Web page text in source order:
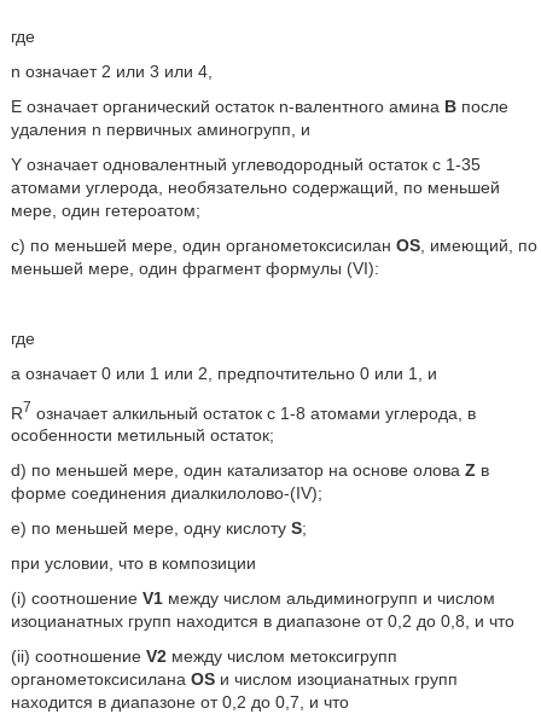
где
n означает 2 или 3 или 4,
Е означает органический остаток n-валентного амина Впосле
удаления n первичных аминогрупп, и
Y означает одновалентный углеводородный остаток с 1-35
атомами углерода, необязательно содержащий, по меньшей
мере, один гетероатом;
с) по меньшей мере, один органометоксисилан OS, имеющий, по
меньшей мере, один фрагмент формулы (VI):
где
а означает 0 или 1 или 2, предпочтительно 0 или 1, и
R7 означает алкильный остаток с 1-8 атомами углерода, в
особенности метильный остаток;
d) по меньшей мере, один катализатор на основе олова Zв
форме соединения диалкилолово-(IV);
e) по меньшей мере, одну кислоту S;
при условии, что в композиции
(i) соотношение V1между числом альдиминогрупп и числом
изоцианатных групп находится в диапазоне от 0,2 до 0,8, и что
(ii) соотношение V2между числом метоксигрупп
органометоксисилана OSи числом изоцианатных групп
находится в диапазоне от 0,2 до 0,7, и что